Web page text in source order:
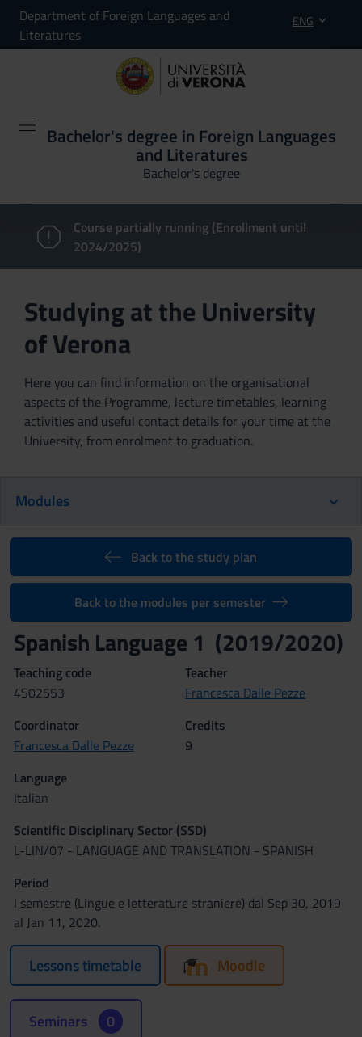
Department of Foreign Languages and
Literatures
ENG
Bachelor's degree in Foreign Languages
and Literatures
Bachelor's degree
Course partially running (Enrollment until
2024/2025)
Studying at the University
of Verona
Here you can find information on the organisational
aspects of the Programme, lecture timetables, learning
activities and useful contact details for your time at the
University, from enrolment to graduation.
Modules
Back to the study plan
Back to the modules per semester
Spanish Language 1 (2019/2020)
Teaching code
4S02553
Teacher
Francesca Dalle Pezze
Coordinator
Francesca Dalle Pezze
Credits
9
Language
Italian
Scientific Disciplinary Sector (SSD)
L-LIN/07 - LANGUAGE AND TRANSLATION - SPANISH
Period
I semestre (Lingue e letterature straniere) dal Sep 30, 2019
al Jan 11, 2020.
Lessons timetable Moodle
Seminars 0